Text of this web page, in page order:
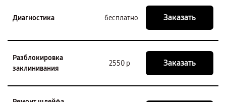
Диагностика бесплатно Заказать
Разблокировка
заклинивания
2550 р Заказать